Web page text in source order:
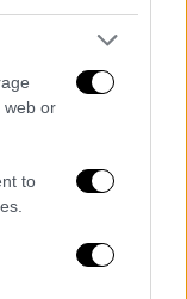
web or
to